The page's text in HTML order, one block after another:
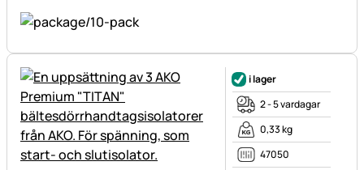
i lager
2 - 5 vardagar
0,33 kg
47050